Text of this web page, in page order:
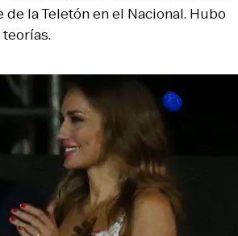
la Teletón en el Nacional. Hubo